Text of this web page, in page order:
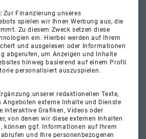
Zur Finanzierung unseres
spielen wir Ihnen Werbung aus, die
Zu diesem Zweck setzen diese
ein. Hierbei werden auf Ihrem
und ausgelesen oder Informationen
abgerufen, um Anzeigen und Inhalte
hinweg basierend auf einem Profil
personalisiert auszuspielen.
unserer redaktionellen Texte,
Angeboten externe Inhalte und Dienste
interaktive Grafiken, Videos oder
von denen wir diese externen Inhalten
können ggf. Informationen auf Ihrem
und Ihre personenbezogenen